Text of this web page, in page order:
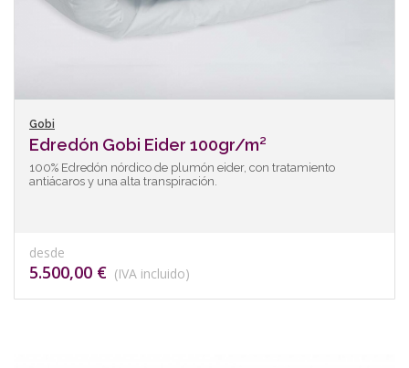
Gobi
Edredón Gobi Eider 100gr/m²
100% Edredón nórdico de plumón eider, con tratamiento
antiácaros y una alta transpiración.
desde
5.500,00 € (IVA incluido)